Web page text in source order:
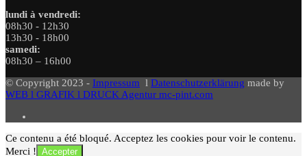
lundi à vendredi:
08h30 - 12h30
13h30 - 18h00
samedi:
08h30 – 16h00
© Copyright 2023 - Impressum l Datenschutzerklärung made by
WEB l GRAFIK l DRUCK Agentur mc-pint.com
Ce contenu a été bloqué. Acceptez les cookies pour voir le contenu.
Merci ! Accepter